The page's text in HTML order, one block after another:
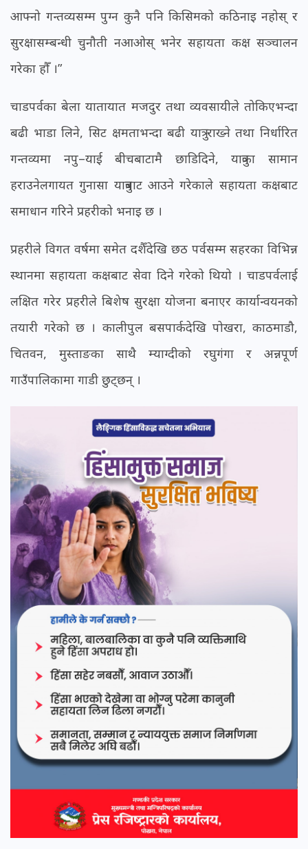
आफ्नो गन्तव्यसम्म पुग्न कुनै पनि किसिमको कठिनाइ नहोस् र
सुरक्षासम्बन्धी चुनौती नआओस् भनेर सहायता कक्ष सञ्चालन
गरेका हौँ ।”
चाडपर्वका बेला यातायात मजदुर तथा व्यवसायीले तोकिएभन्दा
बढी भाडा लिने, सिट क्षमताभन्दा बढी यात्रु राख्ने तथा निर्धारित
गन्तव्यमा नपु–याई बीचबाटामै छाडिदिने, यात्रुका सामान
हराउनेलगायत गुनासा यात्रुबाट आउने गरेकाले सहायता कक्षबाट
समाधान गरिने प्रहरीको भनाइ छ ।
प्रहरीले विगत वर्षमा समेत दशैँदेखि छठ पर्वसम्म सहरका विभिन्न
स्थानमा सहायता कक्षबाट सेवा दिने गरेको थियो । चाडपर्वलाई
लक्षित गरेर प्रहरीले बिशेष सुरक्षा योजना बनाएर कार्यान्वयनको
तयारी गरेको छ । कालीपुल बसपार्कदेखि पोखरा, काठमाडौ,
चितवन, मुस्ताङका साथै म्याग्दीको रघुगंगा र अन्नपूर्ण
गाउँपालिकामा गाडी छुट्छन् ।